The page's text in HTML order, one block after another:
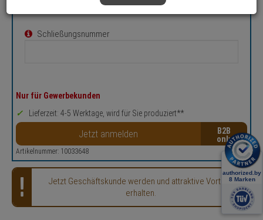
Schließungsnummer
Nur für Gewerbekunden
Lieferzeit: 4-5 Werktage, wird für Sie produziert**
Jetzt anmelden B2B
Artikelnummer: 10033648
Jetzt Geschäftskunde werden und attraktive Vorteile
erhalten.